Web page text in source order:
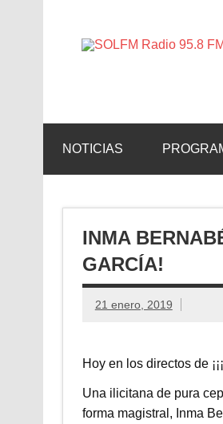
NOTICIAS
INMA
GARCÍA!
21 enero, 2019
Hoy en los directos de
Una ilicitana de pura
forma magistral, Inma